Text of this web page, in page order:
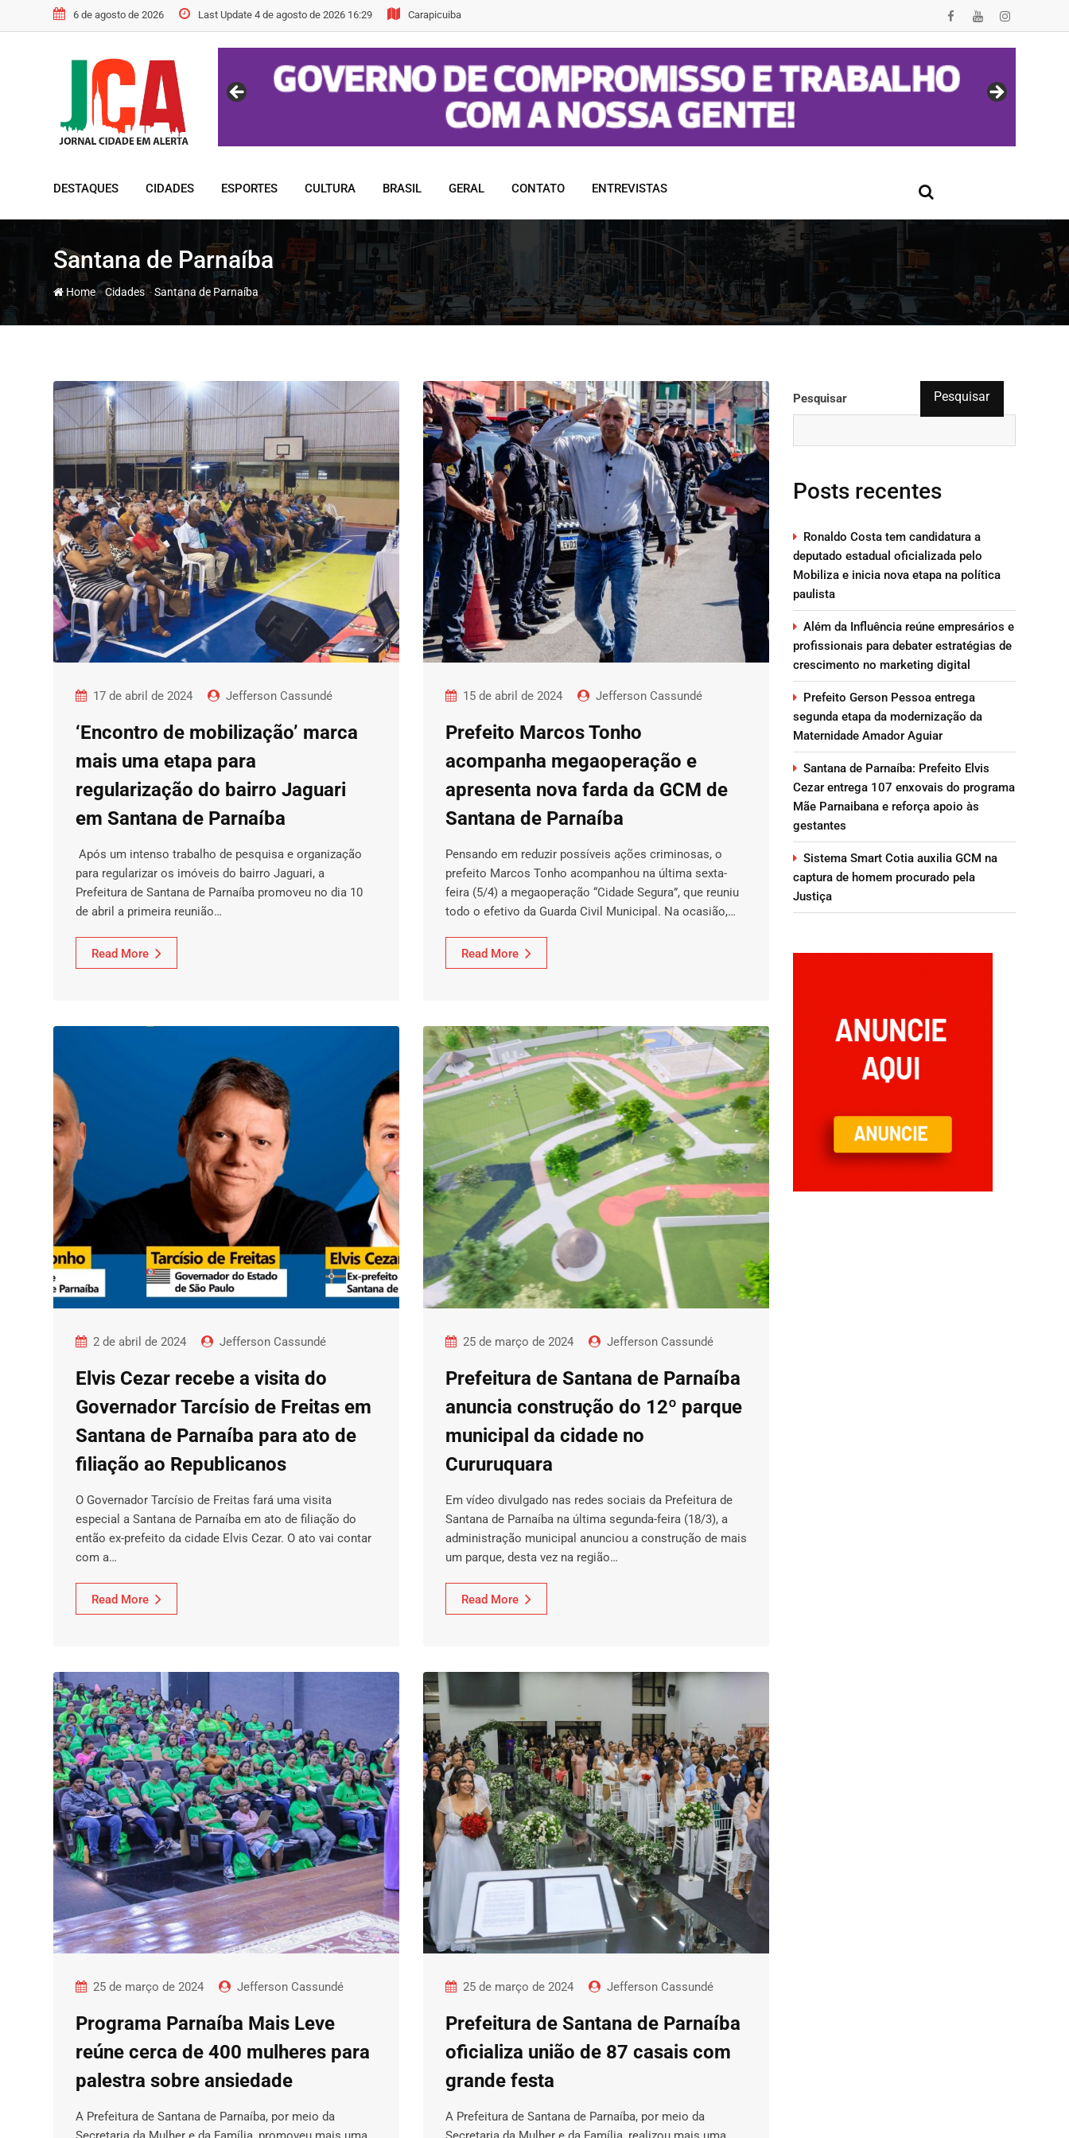
to
6 de agosto de 2026 Last Update 4 de agosto de 2026 16:29 Carapicuiba
DESTAQUES CIDADES ESPORTES CULTURA BRASIL GERAL CONTATO ENTREVISTAS
Santana de Parnaíba
Home-Cidades-Santana de Parnaíba
17 de abril de 2024 Jefferson Cassundé
‘Encontro de mobilização’ marca
mais uma etapa para
regularização do bairro Jaguari
em Santana de Parnaíba
Após um intenso trabalho de pesquisa e organização
para regularizar os imóveis do bairro Jaguari, a
Prefeitura de Santana de Parnaíba promoveu no dia 10
de abril a primeira reunião…
Read More
15 de abril de 2024 Jefferson Cassundé
Prefeito Marcos Tonho
acompanha megaoperação e
apresenta nova farda da GCM de
Santana de Parnaíba
Pensando em reduzir possíveis ações criminosas, o
prefeito Marcos Tonho acompanhou na última sexta-
feira (5/4) a megaoperação “Cidade Segura”, que reuniu
todo o efetivo da Guarda Civil Municipal. Na ocasião,…
Read More
2 de abril de 2024 Jefferson Cassundé
Elvis Cezar recebe a visita do
Governador Tarcísio de Freitas em
Santana de Parnaíba para ato de
filiação ao Republicanos
O Governador Tarcísio de Freitas fará uma visita
especial a Santana de Parnaíba em ato de filiação do
então ex-prefeito da cidade Elvis Cezar. O ato vai contar
com a…
Read More
25 de março de 2024 Jefferson Cassundé
Prefeitura de Santana de Parnaíba
anuncia construção do 12º parque
municipal da cidade no
Cururuquara
Em vídeo divulgado nas redes sociais da Prefeitura de
Santana de Parnaíba na última segunda-feira (18/3), a
administração municipal anunciou a construção de mais
um parque, desta vez na região…
Read More
25 de março de 2024 Jefferson Cassundé
Programa Parnaíba Mais Leve
reúne cerca de 400 mulheres para
palestra sobre ansiedade
A Prefeitura de Santana de Parnaíba, por meio da
25 de março de 2024 Jefferson Cassundé
Prefeitura de Santana de Parnaíba
oficializa união de 87 casais com
grande festa
A Prefeitura de Santana de Parnaíba, por meio da
Pesquisar Pesquisar
Posts recentes
Ronaldo Costa tem candidatura a
deputado estadual oficializada pelo
Mobiliza e inicia nova etapa na política
paulista
Além da Influência reúne empresários e
profissionais para debater estratégias de
crescimento no marketing digital
Prefeito Gerson Pessoa entrega
segunda etapa da modernização da
Maternidade Amador Aguiar
Santana de Parnaíba: Prefeito Elvis
Cezar entrega 107 enxovais do programa
Mãe Parnaibana e reforça apoio às
gestantes
Sistema Smart Cotia auxilia GCM na
captura de homem procurado pela
Justiça